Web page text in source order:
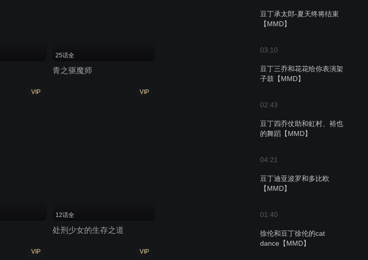
豆丁承太郎-夏天终将结束
【MMD】
03:10
豆丁三乔和花花给你表演架
子鼓【MMD】
02:43
豆丁四乔仗助和虹村、裕也
的舞蹈【MMD】
04:21
豆丁迪亚波罗和多比欧
【MMD】
01:40
徐伦和豆丁徐伦的cat
dance【MMD】
25话全
青之驱魔师
VIP VIP
12话全
处刑少女的生存之道
VIP VIP